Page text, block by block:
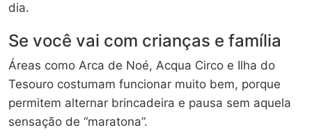
dia.
Se você vai com crianças e família
Áreas como Arca de Noé, Acqua Circo e Ilha do
Tesouro costumam funcionar muito bem, porque
permitem alternar brincadeira e pausa sem aquela
sensação de “maratona”.